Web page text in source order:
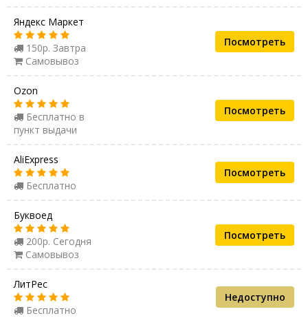
Яндекс Маркет
150р. Завтра
Самовывоз
Посмотреть
Ozon
Бесплатно в
пункт выдачи
Посмотреть
AliExpress
Бесплатно
Посмотреть
Буквоед
200р. Сегодня
Самовывоз
Посмотреть
ЛитРес
Бесплатно
Недоступно